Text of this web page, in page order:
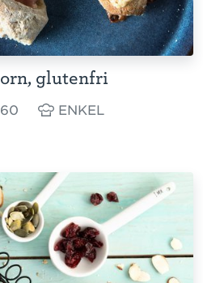
glutenfri
ENKEL